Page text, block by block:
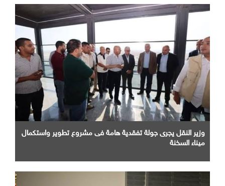
وزير النقل يجرى جولة تفقدية هامة فى مشروع تطوير واستكمال
ميناء السخنة